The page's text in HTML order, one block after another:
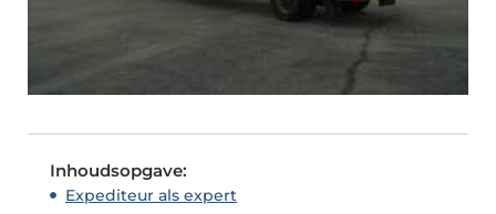
Inhoudsopgave:
Expediteur als expert